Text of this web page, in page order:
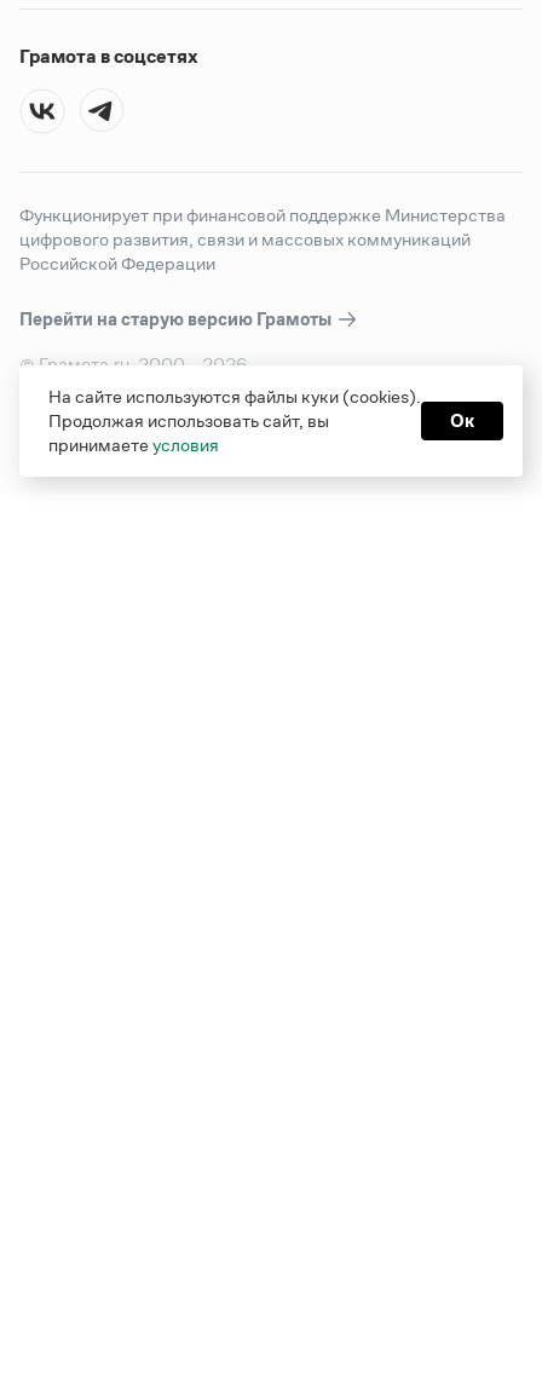
Грамота в соцсетях
Функционирует при финансовой поддержке Министерства
цифрового развития, связи и массовых коммуникаций
Российской Федерации
Перейти на старую версию Грамоты
© Грамота.ru, 2000 – 2026
Свидетельство о регистрации СМИ: ЭЛ № ФС 77 - 84700,
выдано 10.02.2023
Дизайн — Мария Екимова /
Мотка
На сайте используются файлы куки (cookies).
Продолжая использовать сайт, вы
принимаетеусловия
Ок